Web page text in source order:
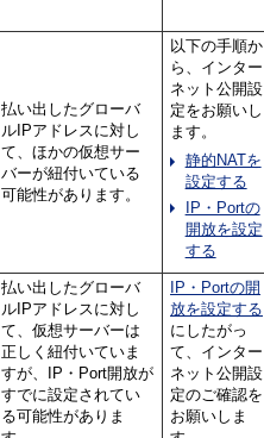
払い出したグローバ
ルIPアドレスに対し
て、ほかの仮想サー
バーが紐付いている
可能性があります。
以下の手順か
ら、インター
ネット公開設
定をお願いし
ます。
静的NATを
設定する
IP・Portの
開放を設定
する
払い出したグローバ
ルIPアドレスに対し
て、仮想サーバーは
正しく紐付いていま
すが、IP・Port開放が
すでに設定されてい
る可能性がありま
IP・Portの開
放を設定する
にしたがっ
て、インター
ネット公開設
定のご確認を
お願いしま